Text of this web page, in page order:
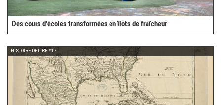
Des cours d'écoles transformées en îlots de fraîcheur
HISTOIRE DE LIRE #17